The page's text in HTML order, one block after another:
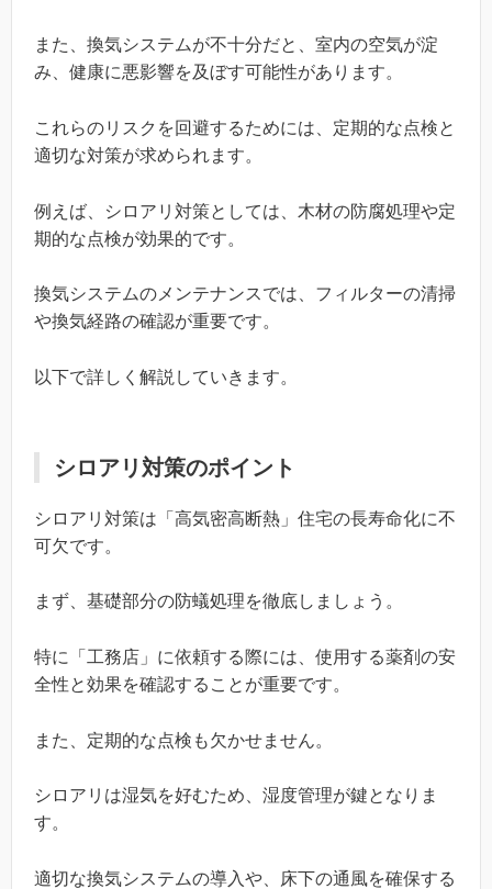
また、換気システムが不十分だと、室内の空気が淀
み、健康に悪影響を及ぼす可能性があります。
これらのリスクを回避するためには、定期的な点検と
適切な対策が求められます。
例えば、シロアリ対策としては、木材の防腐処理や定
期的な点検が効果的です。
換気システムのメンテナンスでは、フィルターの清掃
や換気経路の確認が重要です。
以下で詳しく解説していきます。
シロアリ対策のポイント
シロアリ対策は「高気密高断熱」住宅の長寿命化に不
可欠です。
まず、基礎部分の防蟻処理を徹底しましょう。
特に「工務店」に依頼する際には、使用する薬剤の安
全性と効果を確認することが重要です。
また、定期的な点検も欠かせません。
シロアリは湿気を好むため、湿度管理が鍵となりま
す。
適切な換気システムの導入や、床下の通風を確保する